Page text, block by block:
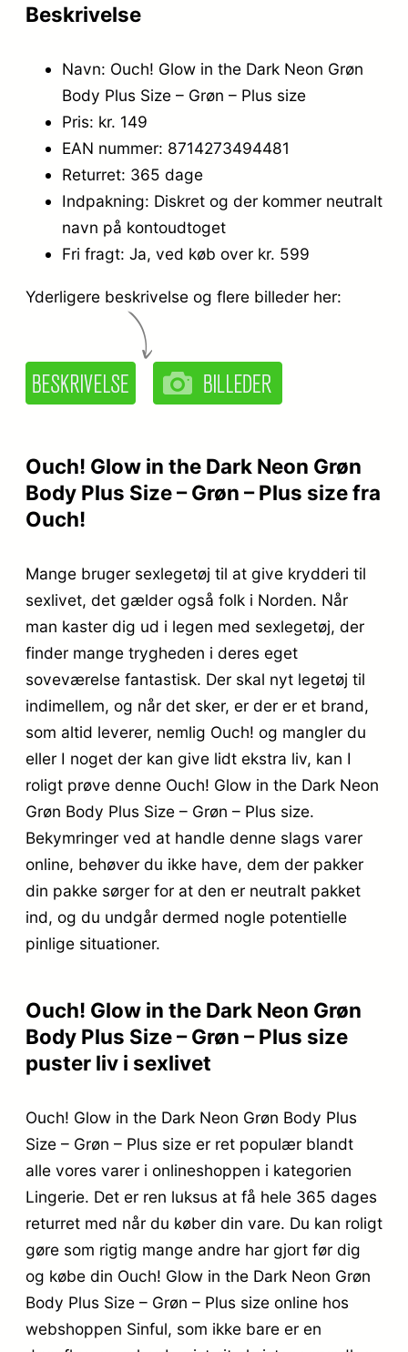
Beskrivelse
Navn: Ouch! Glow in the Dark Neon Grøn
Body Plus Size – Grøn – Plus size
Pris: kr. 149
EAN nummer: 8714273494481
Returret: 365 dage
Indpakning: Diskret og der kommer neutralt
navn på kontoudtoget
Fri fragt: Ja, ved køb over kr. 599
Yderligere beskrivelse og flere billeder her:
Ouch! Glow in the Dark Neon Grøn
Body Plus Size – Grøn – Plus size fra
Ouch!
Mange bruger sexlegetøj til at give krydderi til
sexlivet, det gælder også folk i Norden. Når
man kaster dig ud i legen med sexlegetøj, der
finder mange trygheden i deres eget
soveværelse fantastisk. Der skal nyt legetøj til
indimellem, og når det sker, er der er et brand,
som altid leverer, nemlig Ouch! og mangler du
eller I noget der kan give lidt ekstra liv, kan I
roligt prøve denne Ouch! Glow in the Dark Neon
Grøn Body Plus Size – Grøn – Plus size.
Bekymringer ved at handle denne slags varer
online, behøver du ikke have, dem der pakker
din pakke sørger for at den er neutralt pakket
ind, og du undgår dermed nogle potentielle
pinlige situationer.
Ouch! Glow in the Dark Neon Grøn
Body Plus Size – Grøn – Plus size
puster liv i sexlivet
Ouch! Glow in the Dark Neon Grøn Body Plus
Size – Grøn – Plus size er ret populær blandt
alle vores varer i onlineshoppen i kategorien
Lingerie. Det er ren luksus at få hele 365 dages
returret med når du køber din vare. Du kan roligt
gøre som rigtig mange andre har gjort før dig
og købe din Ouch! Glow in the Dark Neon Grøn
Body Plus Size – Grøn – Plus size online hos
webshoppen Sinful, som ikke bare er en